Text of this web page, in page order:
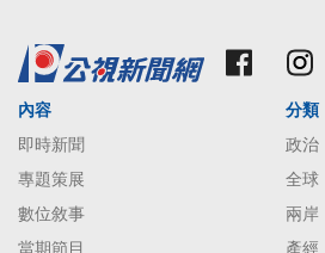
內容
即時新聞
專題策展
數位敘事
當期節目
分類
政治
全球
兩岸
產經